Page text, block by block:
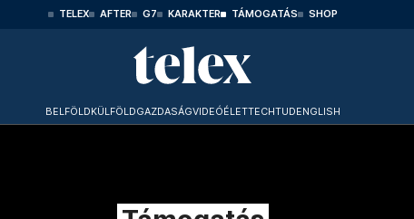
TELEX AFTER G7 KARAKTER TÁMOGATÁS SHOP
BELFÖLDKÜLFÖLDGAZDASÁGVIDEÓÉLETTECHTUDENGLISH